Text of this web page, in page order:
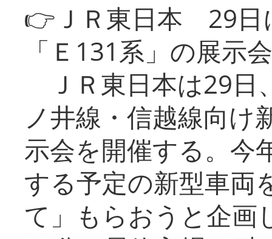
👉ＪＲ東日本 29日
「Ｅ131系」の展示会
ＪＲ東日本は29日
ノ井線・信越線向け
示会を開催する。今
する予定の新型車両
て」もらおうと企画